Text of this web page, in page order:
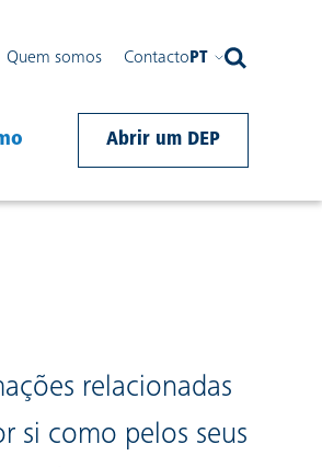
Quem somos Contacto PT
Abrir um DEP
relacionadas
si como pelos seus